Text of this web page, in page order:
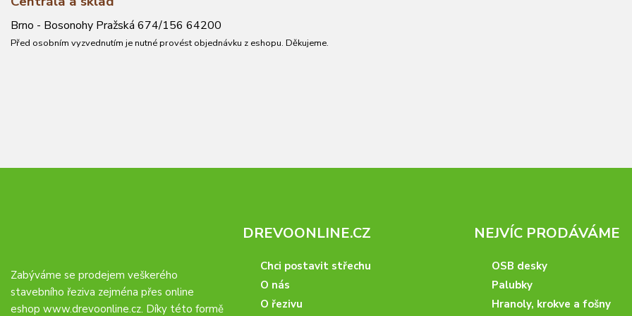
Brno - Bosonohy Pražská 674/156 64200
Před osobním vyzvednutím je nutné provést objednávku z eshopu. Děkujeme.
Zabýváme se prodejem veškerého
stavebního řeziva zejména přes online
eshop www.drevoonline.cz. Díky této formě
DREVOONLINE.CZ
Chci postavit střechu
O nás
O řezivu
NEJVÍC PRODÁVÁME
OSB desky
Palubky
Hranoly, krokve a fošny